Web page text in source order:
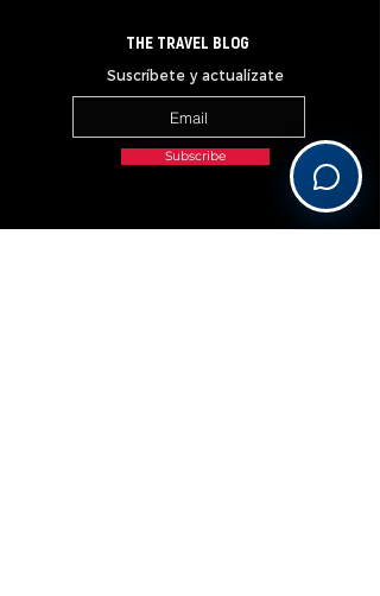
THE TRAVEL BLOG
Suscríbete y actualízate
Subscribe